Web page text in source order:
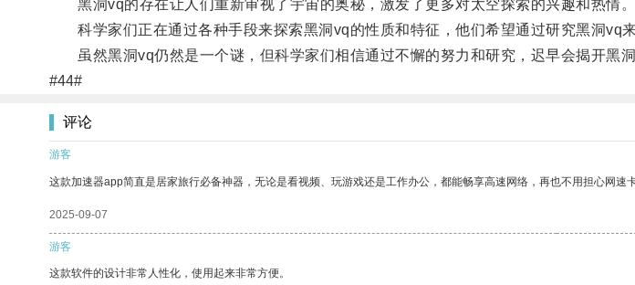
黑洞vq的存在让人们重新审视了宇宙的奥秘，激发了更多对太空探索的兴趣和热情。
科学家们正在通过各种手段来探索黑洞vq的性质和特征，他们希望通过研究黑洞vq来
虽然黑洞vq仍然是一个谜，但科学家们相信通过不懈的努力和研究，迟早会揭开黑洞
#44#
评论
游客
这款加速器app简直是居家旅行必备神器，无论是看视频、玩游戏还是工作办公，都能畅享高速网络，再也不用担心网速卡
2025-09-07
游客
这款软件的设计非常人性化，使用起来非常方便。